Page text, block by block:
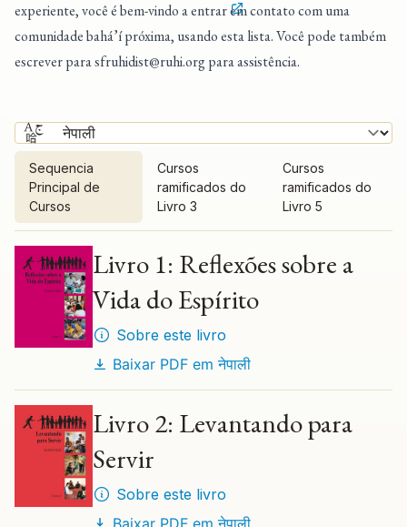
experiente, você é bem-vindo a entrarem contato com uma
comunidade bahá’í próxima, usando esta lista. Você pode também
escrever parasfruhidist@ruhi.orgpara assistência.
Sequencia
Principal de
Cursos
Cursos
ramificados do
Livro 3
Cursos
ramificados do
Livro 5
Livro 1: Reflexões sobre a
Vida do Espírito
Sobre este livro
Baixar PDF emनेपाली
Livro 2: Levantando para
Servir
Sobre este livro
Baixar PDF emनेपाली